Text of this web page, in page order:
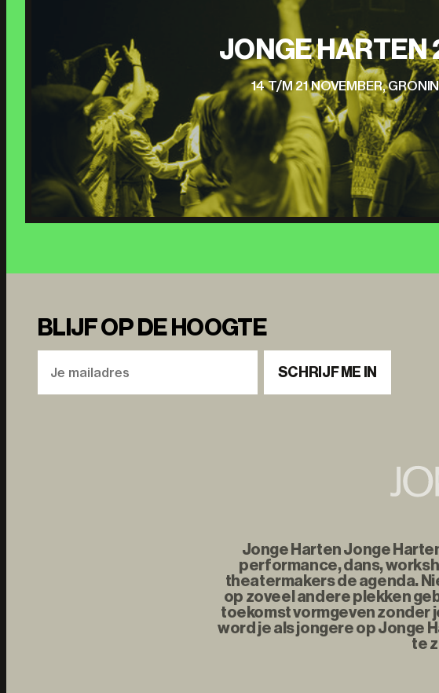
JONGE HARTEN
14 T/M 21 NOVEMBER,
BLIJF OP DE HOOGTE
SCHRIJF ME IN
Jonge Harten Jonge
performance, dans,
theatermakers de agenda.
op zoveel andere plekken
toekomst vormgeven zonder
word je als jongere op Jonge
te